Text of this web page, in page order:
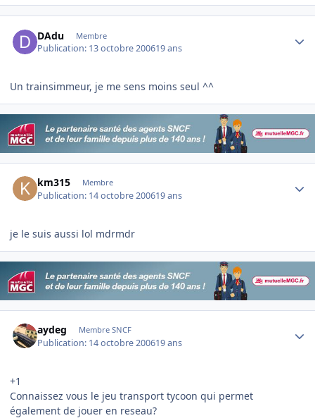
DAdu Membre
Publication: 13 octobre 200619 ans
Un trainsimmeur, je me sens moins seul ^^
km315 Membre
Publication: 14 octobre 200619 ans
je le suis aussi lol mdrmdr
aydeg Membre SNCF
Publication: 14 octobre 200619 ans
+1
Connaissez vous le jeu transport tycoon qui permet
également de jouer en reseau?